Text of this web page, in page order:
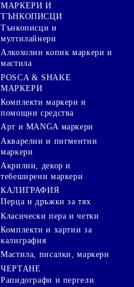
МАРКЕРИ И
ТЪНКОПИСЦИ
Тънкописци и
мултилайнери
Алкохолни копик маркери и
мастила
POSCA & SHAKE
МАРКЕРИ
Комплекти маркери и
помощни средства
Арт и MANGA маркери
Акварелни и пигментни
маркери
Акрилни, декор и
тебеширени маркери
КАЛИГРАФИЯ
Перца и дръжки за тях
Класически пера и четки
Комплекти и хартии за
калиграфия
Мастила, писалки, маркери
ЧЕРТАНЕ
Рапидографи и пергели